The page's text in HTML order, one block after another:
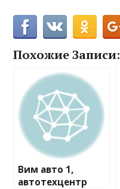
Похожие Записи:
Вим авто 1,
автотехцентр